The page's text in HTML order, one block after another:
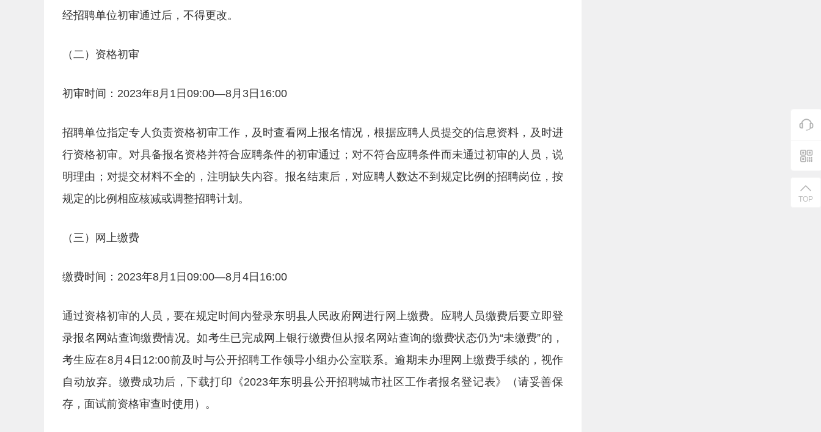
经招聘单位初审通过后，不得更改。
（二）资格初审
初审时间：2023年8月1日09:00—8月3日16:00
招聘单位指定专人负责资格初审工作，及时查看网上报名情况，根据应聘人员提交的信息资料，及时进
行资格初审。对具备报名资格并符合应聘条件的初审通过；对不符合应聘条件而未通过初审的人员，说
明理由；对提交材料不全的，注明缺失内容。报名结束后，对应聘人数达不到规定比例的招聘岗位，按
规定的比例相应核减或调整招聘计划。
（三）网上缴费
缴费时间：2023年8月1日09:00—8月4日16:00
通过资格初审的人员，要在规定时间内登录东明县人民政府网进行网上缴费。应聘人员缴费后要立即登
录报名网站查询缴费情况。如考生已完成网上银行缴费但从报名网站查询的缴费状态仍为“未缴费”的，
考生应在8月4日12:00前及时与公开招聘工作领导小组办公室联系。逾期未办理网上缴费手续的，视作
自动放弃。缴费成功后，下载打印《2023年东明县公开招聘城市社区工作者报名登记表》（请妥善保
存，面试前资格审查时使用）。
TOP